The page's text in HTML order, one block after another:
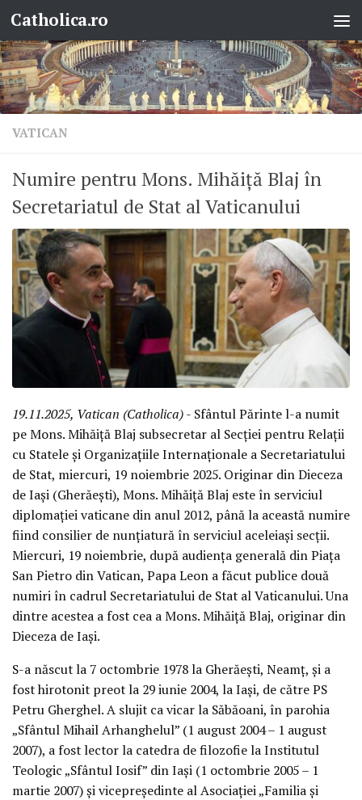
Skip to content
Catholica.ro
VATICAN
Numire pentru Mons. Mihăiță Blaj în
Secretariatul de Stat al Vaticanului
19.11.2025, Vatican (Catholica)- Sfântul Părinte l-a numit
pe Mons. Mihăiță Blaj subsecretar al Secției pentru Relații
cu Statele și Organizațiile Internaționale a Secretariatului
de Stat, miercuri, 19 noiembrie 2025. Originar din Dieceza
de Iași (Gherăești), Mons. Mihăiță Blaj este în serviciul
diplomației vaticane din anul 2012, până la această numire
fiind consilier de nunțiatură în serviciul aceleiași secții.
Miercuri, 19 noiembrie, după audiența generală din Piața
San Pietro din Vatican, Papa Leon a făcut publice două
numiri în cadrul Secretariatului de Stat al Vaticanului. Una
dintre acestea a fost cea a Mons. Mihăiță Blaj, originar din
Dieceza de Iași.
S-a născut la 7 octombrie 1978 la Gherăești, Neamț, și a
fost hirotonit preot la 29 iunie 2004, la Iași, de către PS
Petru Gherghel. A slujit ca vicar la Săbăoani, în parohia
„Sfântul Mihail Arhanghelul” (1 august 2004 – 1 august
2007), a fost lector la catedra de filozofie la Institutul
Teologic „Sfântul Iosif” din Iași (1 octombrie 2005 – 1
martie 2007) și vicepreședinte al Asociației „Familia și